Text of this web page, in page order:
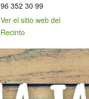
96 352 30 99
Ver el sitio web del
Recinto